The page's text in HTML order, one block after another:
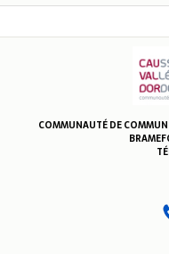
COMMUNAUTÉ DE